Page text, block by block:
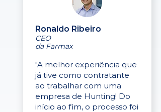
Ronaldo Ribeiro
CEO
da Farmax
"A melhor experiência que
já tive como contratante
ao trabalhar com uma
empresa de Hunting! Do
início ao fim, o processo foi